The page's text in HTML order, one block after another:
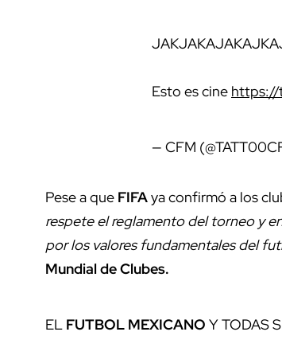
Esto es cine https://
— CFM
Pese a que FIFAya confirmó a los
respete el reglamento del torneo y
por los valores fundamentales del
MundialdeClubes.
EL FUTBOL MEXICANO Y TODAS